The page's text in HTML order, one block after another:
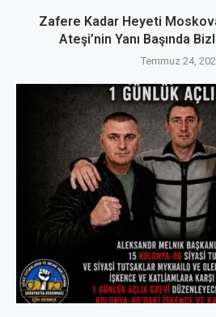
Zafere Kadar Heyeti
Ateşi’nin Yanı Başında
Temmuz 24,